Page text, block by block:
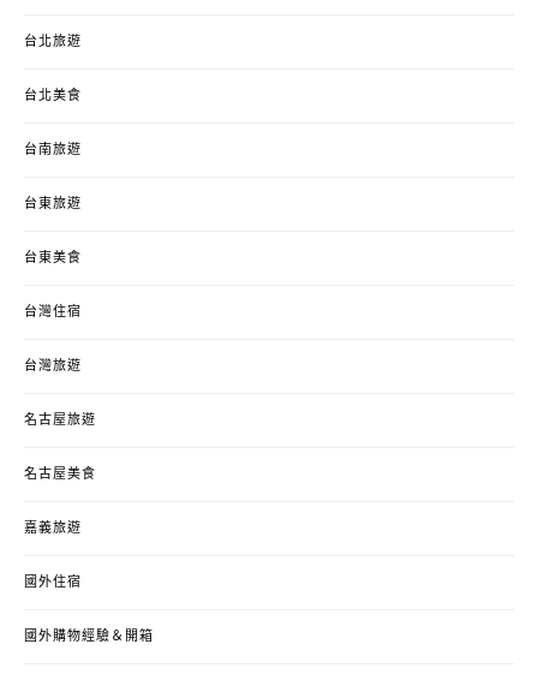
台北旅遊
台北美食
台南旅遊
台東旅遊
台東美食
台灣住宿
台灣旅遊
名古屋旅遊
名古屋美食
嘉義旅遊
國外住宿
國外購物經驗＆開箱